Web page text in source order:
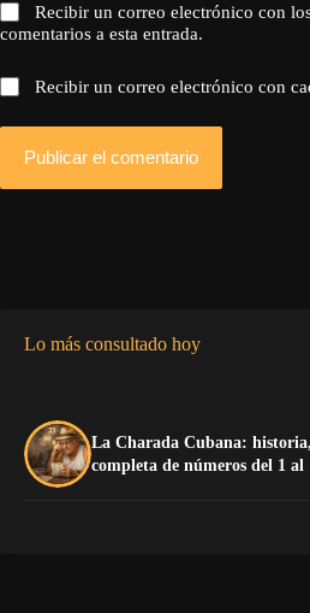
Recibir un correo electrónico con
comentarios a esta entrada.
Recibir un correo electrónico con
Publicar el comentario
Lo más consultado hoy
La Charada Cubana:
completa de números del 1 al